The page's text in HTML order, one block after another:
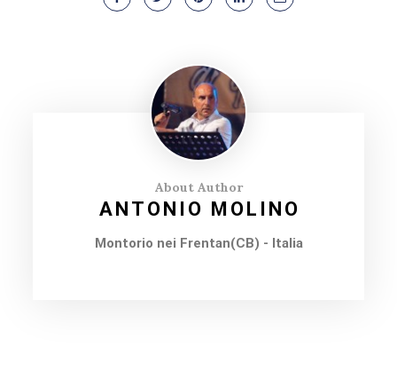
About Author
ANTONIO MOLINO
Montorio nei Frentan(CB) - Italia